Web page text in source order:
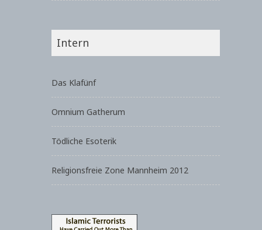
Intern
Das Klafünf
Omnium Gatherum
Tödliche Esoterik
Religionsfreie Zone Mannheim 2012